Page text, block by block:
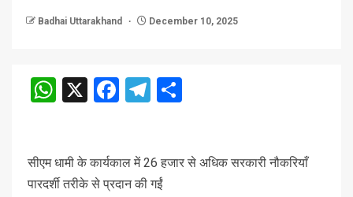
Badhai Uttarakhand December 10, 2025
WhatsApp
X Facebook
Telegram
सीएम धामी के कार्यकाल में 26 हजार से अधिक सरकारी नौकरियाँ
पारदर्शी तरीके से प्रदान की गईं